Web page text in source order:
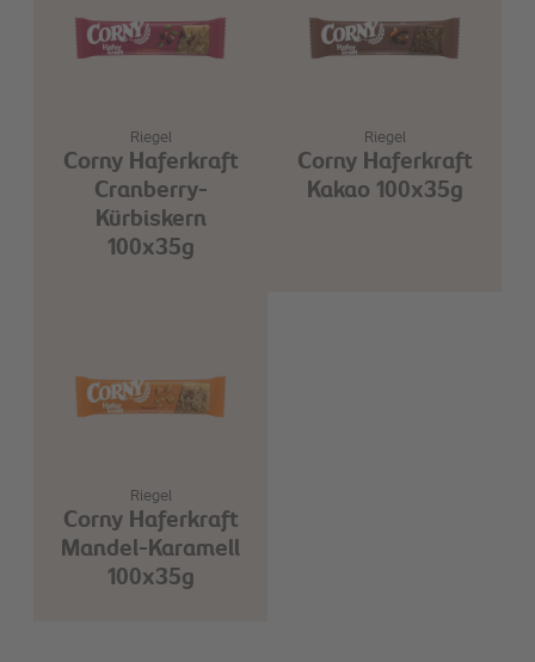
Riegel
Corny Haferkraft
Cranberry-
Kürbiskern
100x35g
Riegel
Corny Haferkraft
Kakao 100x35g
Riegel
Corny Haferkraft
Mandel-Karamell
100x35g